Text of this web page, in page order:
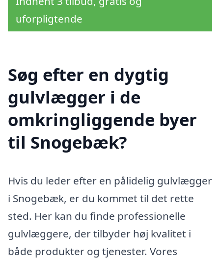
uforpligtende
Søg efter en dygtig
gulvlægger i de
omkringliggende byer
til Snogebæk?
Hvis du leder efter en pålidelig gulvlægger
i Snogebæk, er du kommet til det rette
sted. Her kan du finde professionelle
gulvlæggere, der tilbyder høj kvalitet i
både produkter og tjenester. Vores